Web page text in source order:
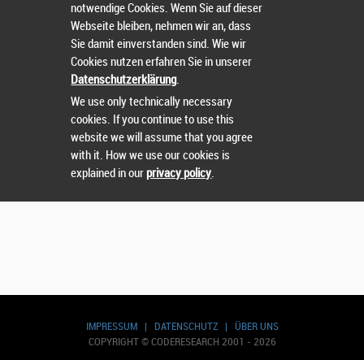
IMPRESSUM| DATENSCHUTZ| ÜBER UNS
COPYRIGHT © CODERESEARCH 2001 - 2026
notwendige Cookies. Wenn Sie auf dieser
Webseite bleiben, nehmen wir an, dass
Sie damit einverstanden sind. Wie wir
Cookies nutzen erfahren Sie in unserer
Datenschutzerklärung.
We use only technically necessary
cookies. If you continue to use this
website we will assume that you agree
with it. How we use our cookies is
explained in ourprivacy policy.